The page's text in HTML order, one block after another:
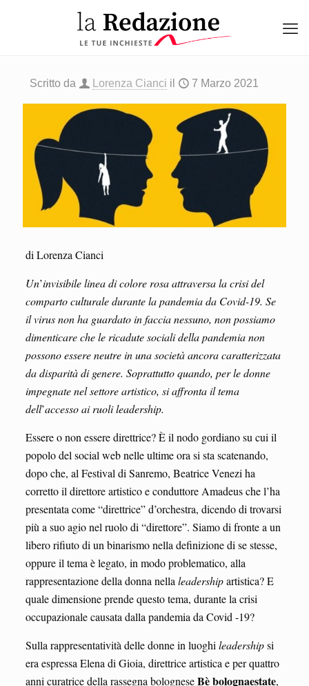
Scritto da Lorenza Cianci il 7 Marzo 2021
di Lorenza Cianci
Un’invisibile linea di colore rosa attraversa la crisi del
comparto culturale durante la pandemia da Covid-19. Se
il virus non ha guardato in faccia nessuno, non possiamo
dimenticare che le ricadute sociali della pandemia non
possono essere neutre in una società ancora caratterizzata
da disparità di genere. Soprattutto quando, per le donne
impegnate nel settore artistico, si affronta il tema
dell’accesso ai ruoli leadership.
Essere o non essere direttrice? È il nodo gordiano su cui il
popolo del social web nelle ultime ora si sta scatenando,
dopo che, al Festival di Sanremo, Beatrice Venezi ha
corretto il direttore artistico e conduttore Amadeus che l’ha
presentata come “direttrice” d’orchestra, dicendo di trovarsi
più a suo agio nel ruolo di “direttore”. Siamo di fronte a un
libero rifiuto di un binarismo nella definizione di se stesse,
oppure il tema è legato, in modo problematico, alla
rappresentazione della donna nella leadershipartistica? E
quale dimensione prende questo tema, durante la crisi
occupazionale causata dalla pandemia da Covid -19?
Sulla rappresentatività delle donne in luoghi leadershipsi
era espressa Elena di Gioia, direttrice artistica e per quattro
anni curatrice della rassegna bologneseBè bolognaestate,